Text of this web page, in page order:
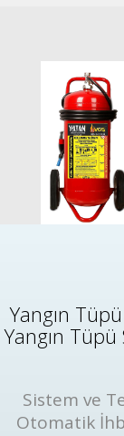
Yangın
Yangın Tüpü
Sistem ve
Otomatik